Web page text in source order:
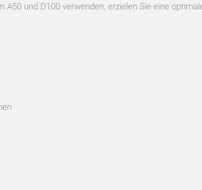
und D100 verwenden, erzielen Sie eine